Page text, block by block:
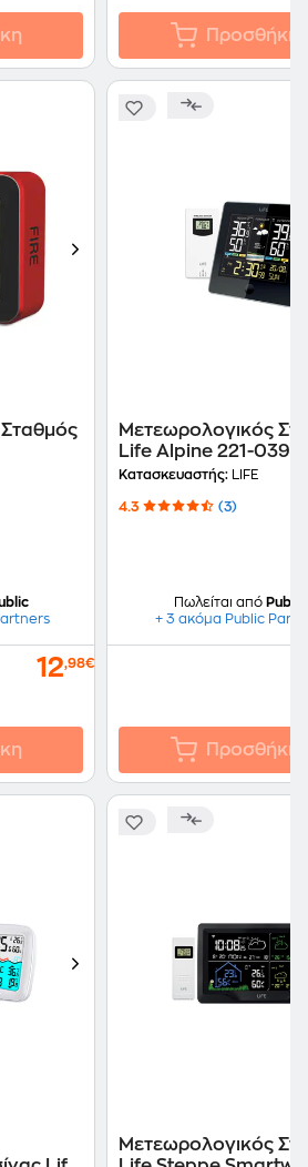
Προσθήκη
12,98€
Μετεωρολογικός
Life Alpine 221-0392
Μαύρο
Κατασκευαστής: LIFE
4.3 (3)
Πωλείται από Public
+ 3 ακόμα Public
Προσθήκη
Μετεωρολογικός